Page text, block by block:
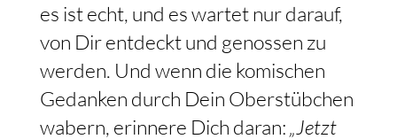
es ist echt, und es wartet nur darauf,
von Dir entdeckt und genossen zu
werden. Und wenn die komischen
Gedanken durch Dein Oberstübchen
wabern, erinnere Dich daran:„Jetzt